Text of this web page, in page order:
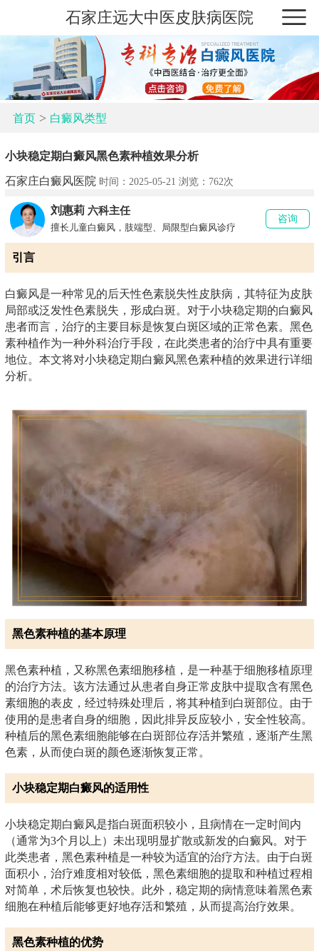
石家庄远大中医皮肤病医院
首页> 白癜风类型
小块稳定期白癜风黑色素种植效果分析
石家庄白癜风医院 时间：2025-05-21 浏览： 762次
刘惠莉 六科主任
擅长儿童白癜风，肢端型、局限型白癜风诊疗
咨询
引言
白癜风是一种常见的后天性色素脱失性皮肤病，其特征为皮肤
局部或泛发性色素脱失，形成白斑。对于小块稳定期的白癜风
患者而言，治疗的主要目标是恢复白斑区域的正常色素。黑色
素种植作为一种外科治疗手段，在此类患者的治疗中具有重要
地位。本文将对小块稳定期白癜风黑色素种植的效果进行详细
分析。
黑色素种植的基本原理
黑色素种植，又称黑色素细胞移植，是一种基于细胞移植原理
的治疗方法。该方法通过从患者自身正常皮肤中提取含有黑色
素细胞的表皮，经过特殊处理后，将其种植到白斑部位。由于
使用的是患者自身的细胞，因此排异反应较小，安全性较高。
种植后的黑色素细胞能够在白斑部位存活并繁殖，逐渐产生黑
色素，从而使白斑的颜色逐渐恢复正常。
小块稳定期白癜风的适用性
小块稳定期白癜风是指白斑面积较小，且病情在一定时间内
（通常为3个月以上）未出现明显扩散或新发的白癜风。对于
此类患者，黑色素种植是一种较为适宜的治疗方法。由于白斑
面积小，治疗难度相对较低，黑色素细胞的提取和种植过程相
对简单，术后恢复也较快。此外，稳定期的病情意味着黑色素
细胞在种植后能够更好地存活和繁殖，从而提高治疗效果。
黑色素种植的优势